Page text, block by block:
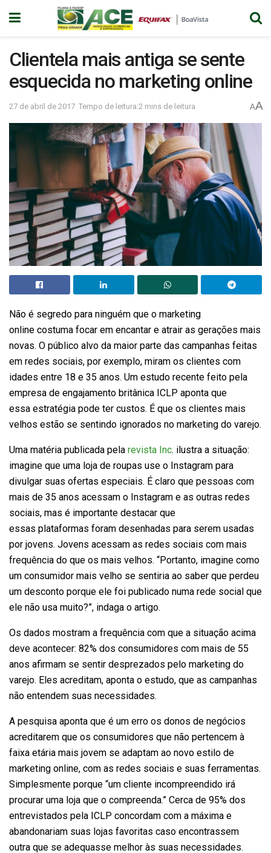
Clientela mais antiga se sente
esquecida no marketing online
27 de abril de 2017 Tempo de leitura:2 mins de leitura AA
Não é segredo para ninguém que o marketing
online costuma focar em encantar e atrair as gerações mais
novas. O público alvo da maior parte das campanhas feitas
em redes sociais, por exemplo, miram os clientes com
idades entre 18 e 35 anos. Um estudo recente feito pela
empresa de engajamento britânica ICLP aponta que
essa estratégia pode ter custos. É que os clientes mais
velhos estão se sentindo ignorados no marketing do varejo.
Uma matéria publicada pela revista Inc. ilustra a situação:
imagine que uma loja de roupas use o Instagram para
divulgar suas ofertas especiais. É claro que pessoas com
mais de 35 anos acessam o Instagram e as outras redes
sociais, mas é importante destacar que
essas plataformas foram desenhadas para serem usadas
por jovens. Jovens acessam as redes sociais com mais
frequência do que os mais velhos. “Portanto, imagine como
um consumidor mais velho se sentiria ao saber que perdeu
um desconto porque ele foi publicado numa rede social que
ele não usa muito?”, indaga o artigo.
Os dados mostram a frequência com que a situação acima
deve acontecer: 82% dos consumidores com mais de 55
anos afirmam se sentir desprezados pelo marketing do
varejo. Eles acreditam, aponta o estudo, que as campanhas
não entendem suas necessidades.
A pesquisa aponta que é um erro os donos de negócios
acreditarem que os consumidores que não pertencem à
faixa etária mais jovem se adaptam ao novo estilo de
marketing online, com as redes sociais e suas ferramentas.
Simplesmente porque “um cliente incompreendido irá
procurar uma loja que o compreenda.” Cerca de 95% dos
entrevistados pela ICLP concordam com a máxima e
abandonariam suas lojas favoritas caso encontrassem
outra que se adequasse melhor às suas necessidades.